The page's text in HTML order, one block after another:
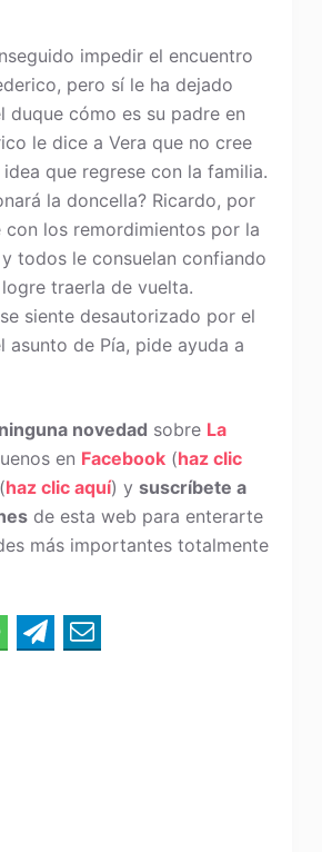
impedir el encuentro
pero sí le ha dejado
duque cómo es su padre en
le dice a Vera que no cree
idea que regrese con la familia.
la doncella? Ricardo, por
con los remordimientos por la
todos le consuelan confiando
traerla de vuelta.
siente desautorizado por el
asunto de Pía, pide ayuda a
novedad sobre La
en Facebook(haz clic
haz clic aquí) y suscríbete a
de esta web para enterarte
más importantes totalmente